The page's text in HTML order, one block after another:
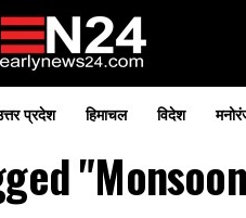
प्रदेश हिमाचल विदेश